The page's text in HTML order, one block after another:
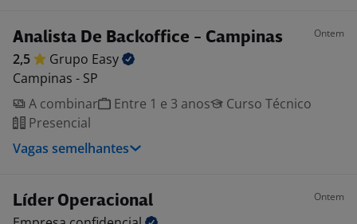
Analista De Backoffice - Campinas Ontem
2,5 Grupo Easy
Campinas - SP
A combinar
Entre 1 e 3 anos
Curso Técnico
Presencial
Vagas semelhantes
Líder Operacional Ontem